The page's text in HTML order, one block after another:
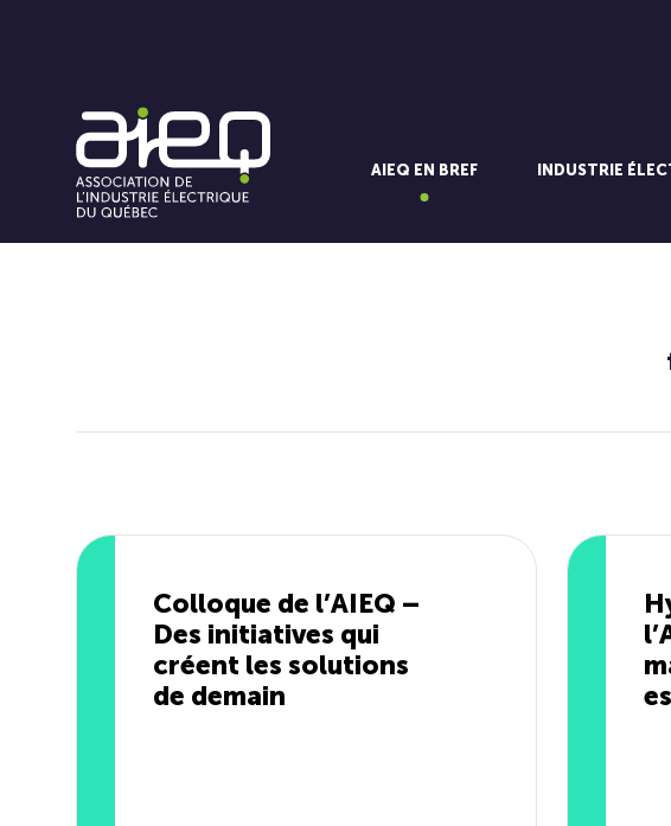
AIEQ EN BREF INDUSTRIE
Colloque de l’AIEQ –
Des initiatives qui
créent les solutions
de demain